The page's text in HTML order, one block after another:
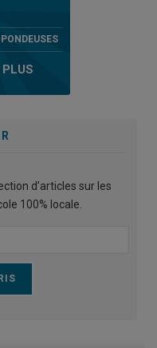
d’articles sur les
100% locale.